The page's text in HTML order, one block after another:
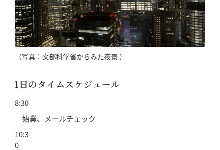
（写真：文部科学省からみた夜景 ）
1日のタイムスケジュール
8:30
始業、メールチェック
10:3
0